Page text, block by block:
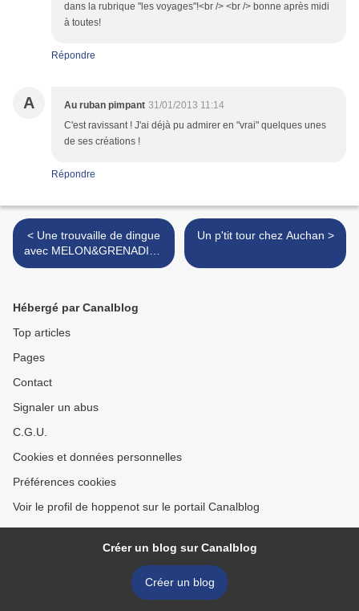
dans la rubrique "les voyages"!<br /> <br /> bonne après midi
à toutes!
Répondre
A Au ruban pimpant 31/01/2013 11:14
C'est ravissant ! J'ai déjà pu admirer en "vrai" quelques unes
de ses créations !
Répondre
< Une trouvaille de dingue
avec MELON&GRENADINE
qui va encore me ruiner je
Un p'tit tour chez Auchan >
Hébergé par Canalblog
Top articles
Pages
Contact
Signaler un abus
C.G.U.
Cookies et données personnelles
Préférences cookies
Voir le profil de hoppenot sur le portail Canalblog
Créer un blog sur Canalblog
Créer un blog